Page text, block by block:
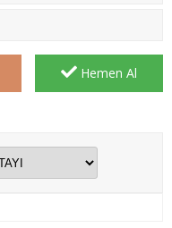
Hemen Al